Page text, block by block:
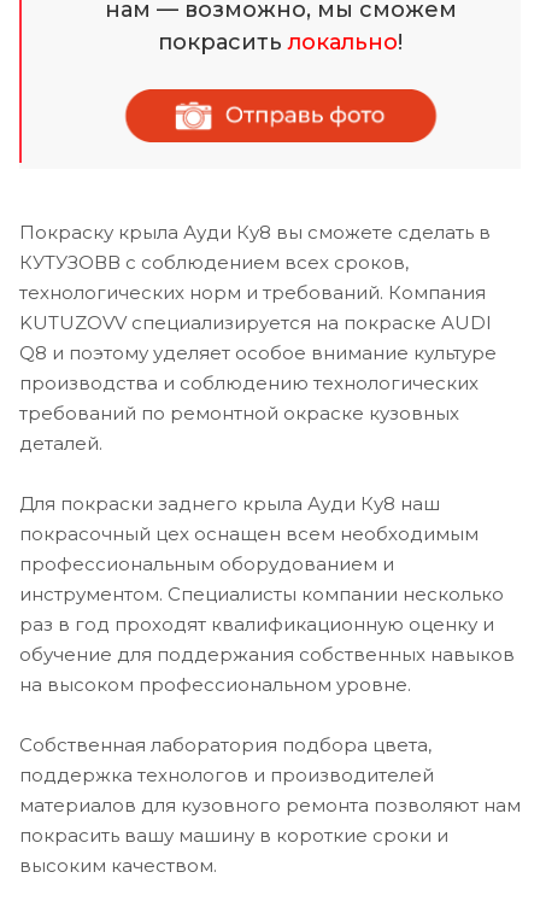
нам — возможно, мы сможем
покраситьлокально!
Покраску крыла Ауди Ку8 вы сможете сделать в
КУТУЗОВВ с соблюдением всех сроков,
технологических норм и требований. Компания
KUTUZOVV специализируется на покраске AUDI
Q8 и поэтому уделяет особое внимание культуре
производства и соблюдению технологических
требований по ремонтной окраске кузовных
деталей.
Для покраски заднего крыла Ауди Ку8 наш
покрасочный цех оснащен всем необходимым
профессиональным оборудованием и
инструментом. Специалисты компании несколько
раз в год проходят квалификационную оценку и
обучение для поддержания собственных навыков
на высоком профессиональном уровне.
Собственная лаборатория подбора цвета,
поддержка технологов и производителей
материалов для кузовного ремонта позволяют нам
покрасить вашу машину в короткие сроки и
высоким качеством.